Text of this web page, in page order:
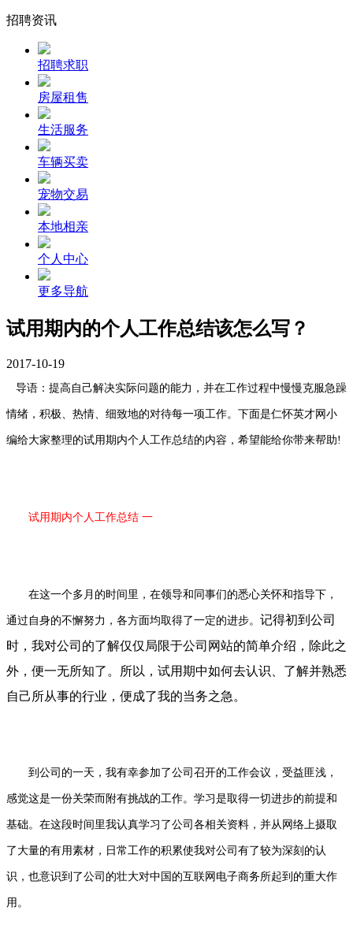
招聘资讯
招聘求职
房屋租售
生活服务
车辆买卖
宠物交易
本地相亲
个人中心
更多导航
试用期内的个人工作总结该怎么写？
2017-10-19
导语：提高自己解决实际问题的能力，并在工作过程中慢慢克服急躁
情绪，积极、热情、细致地的对待每一项工作。下面是仁怀英才网小
编给大家整理的试用期内个人工作总结的内容，希望能给你带来帮助!
试用期内个人工作总结 一
在这一个多月的时间里，在领导和同事们的悉心关怀和指导下，
通过自身的不懈努力，各方面均取得了一定的进步。 记得初到公司
时，我对公司的了解仅仅局限于公司网站的简单介绍，除此之
外，便一无所知了。所以，试用期中如何去认识、了解并熟悉
自己所从事的行业，便成了我的当务之急。
到公司的一天，我有幸参加了公司召开的工作会议，受益匪浅，
感觉这是一份关荣而附有挑战的工作。学习是取得一切进步的前提和
基础。在这段时间里我认真学习了公司各相关资料，并从网络上摄取
了大量的有用素材，日常工作的积累使我对公司有了较为深刻的认
识，也意识到了公司的壮大对中国的互联网电子商务所起到的重大作
用。